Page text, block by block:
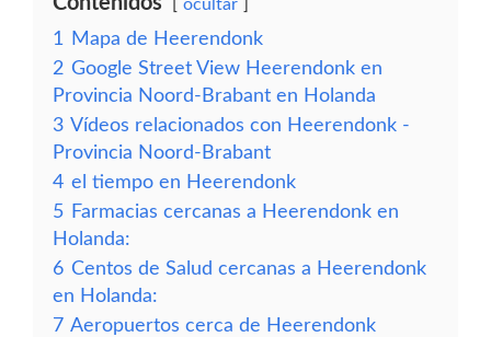
ocultar
1
Mapa de Heerendonk
2 Google Street View Heerendonk en
Provincia Noord-Brabant en Holanda
3 Vídeos relacionados con Heerendonk -
Provincia Noord-Brabant
4 el tiempo en Heerendonk
5 Farmacias cercanas a Heerendonk en
Holanda:
6 Centos de Salud cercanas a Heerendonk
en Holanda:
7 Aeropuertos cerca de Heerendonk